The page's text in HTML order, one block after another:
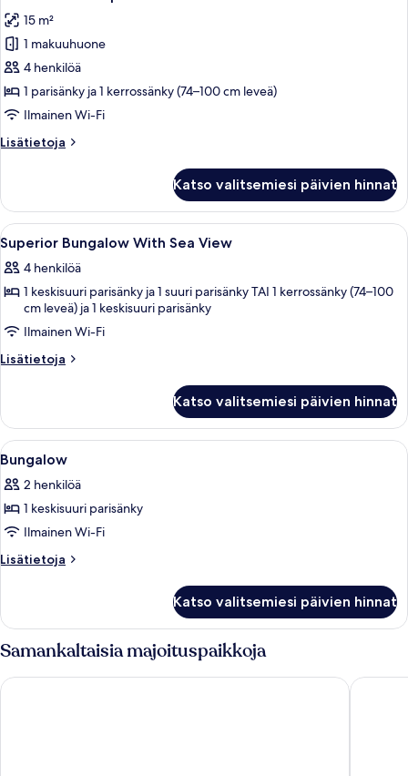
huonetyypin
Mobile
Home
4
pax
15 m²
1 makuuhuone
4 henkilöä
1 parisänky ja 1 kerrossänky (74–100 cm leveä)
Ilmainen Wi-Fi
Lisätietoja
Lisätietoja
4
pax
Katso valitsemiesi päivien hinnat
Avaa
kaikki
huonetyypin
Superior
Bungalow
With
Sea
7
Superior Bungalow With Sea View
4 henkilöä
1 keskisuuri parisänky ja 1 suuri parisänky TAI 1 kerrossänky (74–100
cm leveä) ja 1 keskisuuri parisänky
Ilmainen Wi-Fi
Lisätietoja
Lisätietoja
With
Sea
View
Katso valitsemiesi päivien hinnat
Avaa
kaikki
huonetyypin
Bungalow
kuvat
6
Bungalow
2 henkilöä
1 keskisuuri parisänky
Ilmainen Wi-Fi
Lisätietoja
Lisätietoja
Katso valitsemiesi päivien hinnat
Samankaltaisia majoituspaikkoja
Porto Salvo Hostel